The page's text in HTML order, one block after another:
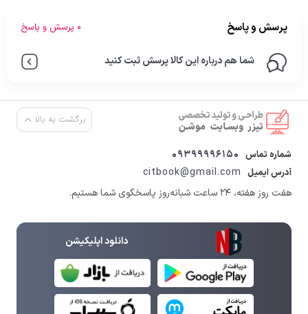
پرسش و پاسخ 0 پرسش و پاسخ
شما هم درباره این کالا پرسش ثبت کنید
برگشت به بالا
شماره تماس 09399996150
آدرس ایمیل citbook@gmail.com
هفت روز هفته، ۲۴ ساعت شبانه‌روز پاسخگوی شما هستیم.
دانلود اپلیکیشن